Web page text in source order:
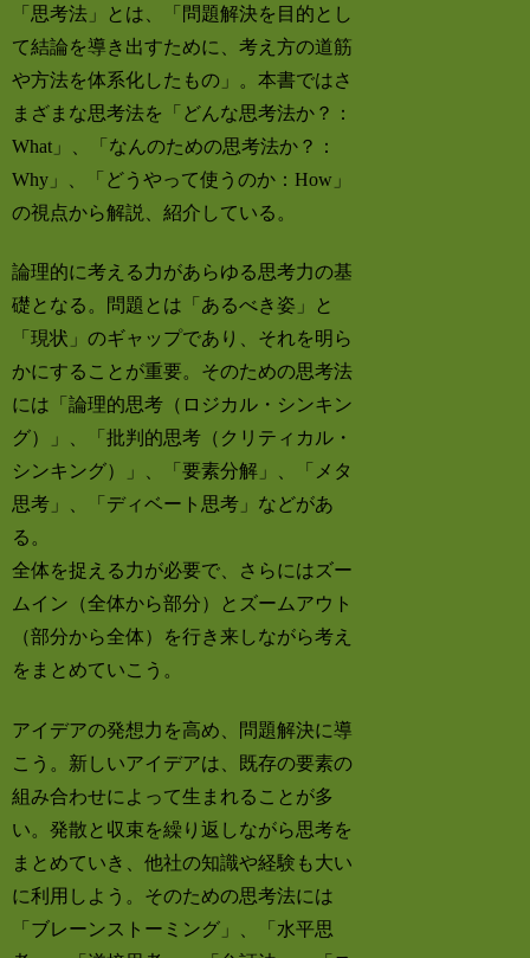
「思考法」とは、「問題解決を目的とし
て結論を導き出すために、考え方の道筋
や方法を体系化したもの」。本書ではさ
まざまな思考法を「どんな思考法か？：
What」、「なんのための思考法か？：
Why」、「どうやって使うのか：How」
の視点から解説、紹介している。
論理的に考える力があらゆる思考力の基
礎となる。問題とは「あるべき姿」と
「現状」のギャップであり、それを明ら
かにすることが重要。そのための思考法
には「論理的思考（ロジカル・シンキン
グ）」、「批判的思考（クリティカル・
シンキング）」、「要素分解」、「メタ
思考」、「ディベート思考」などがあ
る。
全体を捉える力が必要で、さらにはズー
ムイン（全体から部分）とズームアウト
（部分から全体）を行き来しながら考え
をまとめていこう。
アイデアの発想力を高め、問題解決に導
こう。新しいアイデアは、既存の要素の
組み合わせによって生まれることが多
い。発散と収束を繰り返しながら思考を
まとめていき、他社の知識や経験も大い
に利用しよう。そのための思考法には
「ブレーンストーミング」、「水平思